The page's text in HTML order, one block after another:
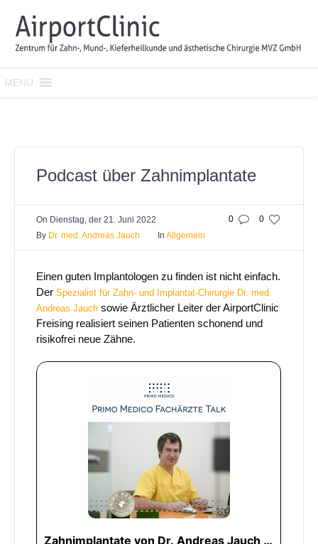
MENU
Podcast über Zahnimplantate
0 0
On Dienstag, der 21. Juni 2022
By Dr. med. Andreas Jauch In Allgemein
Einen guten Implantologen zu finden ist nicht einfach.
Der Spezialist für Zahn- und Implantat-Chirurgie Dr. med.
Andreas Jauch sowie Ärztlicher Leiter der AirportClinic
Freising realisiert seinen Patienten schonend und
risikofrei neue Zähne.